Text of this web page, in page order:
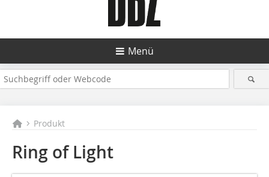
Menü
Produkt
Ring of Light